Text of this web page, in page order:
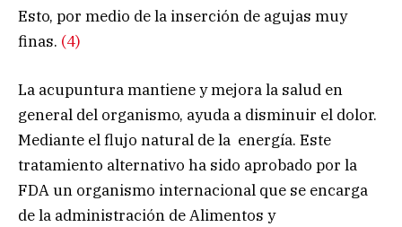
Esto, por medio de la inserción de agujas muy
finas. (4)
La acupuntura mantiene y mejora la salud en
general del organismo, ayuda a disminuir el dolor.
Mediante el flujo natural de la energía. Este
tratamiento alternativo ha sido aprobado por la
FDA un organismo internacional que se encarga
de la administración de Alimentos y